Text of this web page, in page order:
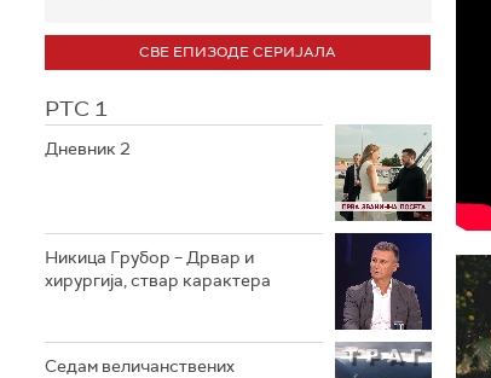
СВЕ ЕПИЗОДЕ СЕРИЈАЛА
РТС 1
Дневник 2
Никица Грубор – Дрвар и
хирургија, ствар карактера
Седам величанствених